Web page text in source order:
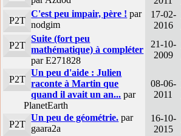
P2T
C'est peu impair, père ! par
nodgim
17-02-
2016
P2T
Suite (fort peu
mathématique) à compléter
par E271828
21-10-
2009
P2T
Un peu d'aide : Julien
raconte à Martin que
quand il avait un an... par
PlanetEarth
08-06-
2011
P2T
Un peu de géométrie. par
gaara2a
16-10-
2015